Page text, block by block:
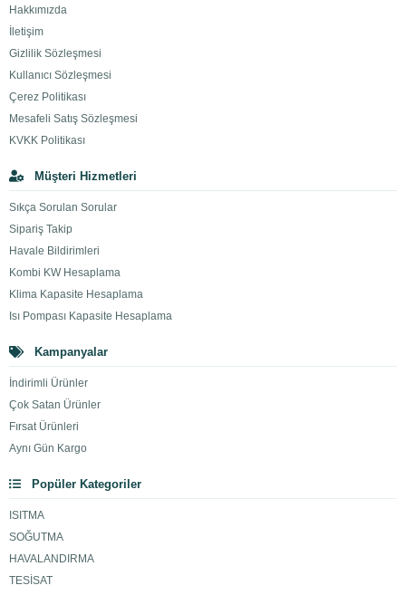
Hakkımızda
İletişim
Gizlilik Sözleşmesi
Kullanıcı Sözleşmesi
Çerez Politikası
Mesafeli Satış Sözleşmesi
KVKK Politikası
Müşteri Hizmetleri
Sıkça Sorulan Sorular
Sipariş Takip
Havale Bildirimleri
Kombi KW Hesaplama
Klima Kapasite Hesaplama
Isı Pompası Kapasite Hesaplama
Kampanyalar
İndirimli Ürünler
Çok Satan Ürünler
Fırsat Ürünleri
Aynı Gün Kargo
Popüler Kategoriler
ISITMA
SOĞUTMA
HAVALANDIRMA
TESİSAT